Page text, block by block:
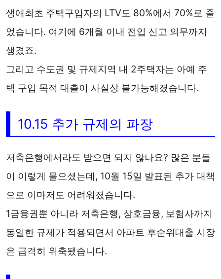
생애최초 주택구입자의 LTV도 80%에서 70%로 줄
었습니다. 여기에 6개월 이내 전입 신고 의무까지
생겼죠.
그리고 수도권 및 규제지역 내 2주택자는 아예 주
택 구입 목적 대출이 사실상 불가능해졌습니다.
10.15 추가 규제의 파장
저축은행에서라도 받으면 되지 않나요? 많은 분들
이 이렇게 물으셨는데, 10월 15일 발표된 추가 대책
으로 이마저도 어려워졌습니다.
1금융권뿐 아니라 저축은행, 상호금융, 보험사까지
동일한 규제가 적용되면서 아파트 후순위대출 시장
은 급격히 위축됐습니다.